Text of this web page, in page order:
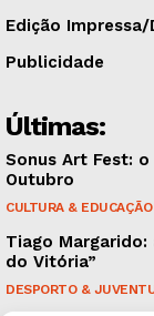
Edição
Publicidade
Últimas:
Sonus Art Fest:
Outubro
CULTURA & EDUCAÇÃO
Tiago
do Vitória”
DESPORTO &